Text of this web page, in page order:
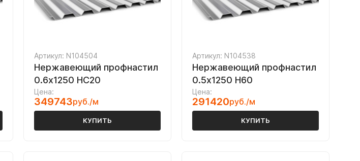
Артикул: N104504
Нержавеющий профнастил
0.6х1250 НС20
Цена:
349743руб./м
КУПИТЬ
Артикул: N104538
Нержавеющий профнастил
0.5х1250 Н60
Цена:
291420руб./м
КУПИТЬ